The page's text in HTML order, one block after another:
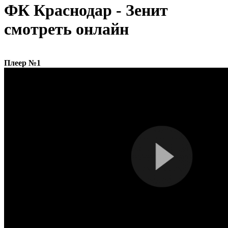
ФК Краснодар - Зенит
смотреть онлайн
Плеер №1